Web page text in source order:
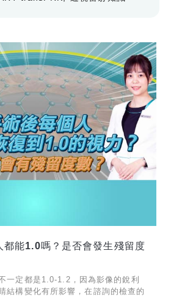
都能1.0嗎？是否會發生殘留度
一定都是1.0-1.2，因為影像的銳利
結構變化有所影響，在諮詢的檢查的